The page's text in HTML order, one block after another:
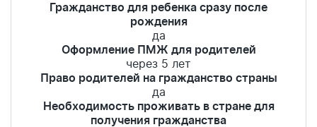
Гражданство для ребенка сразу после
рождения
да
Оформление ПМЖ для родителей
через 5 лет
Право родителей на гражданство страны
да
Необходимость проживать в стране для
получения гражданства